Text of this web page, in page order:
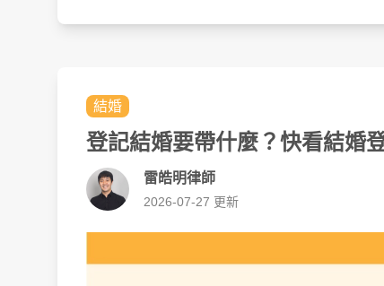
結婚
登記結婚要帶什麼？快看結婚
雷皓明律師
2026-07-27 更新